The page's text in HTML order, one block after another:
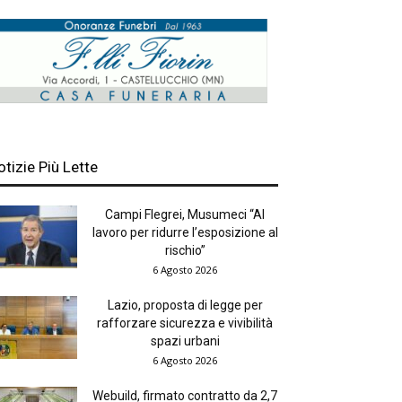
Più Lette
Campi Flegrei, Musumeci “Al
lavoro per ridurre l’esposizione al
rischio”
6 Agosto 2026
Lazio, proposta di legge per
rafforzare sicurezza e vivibilità
spazi urbani
6 Agosto 2026
Webuild, firmato contratto da 2,7